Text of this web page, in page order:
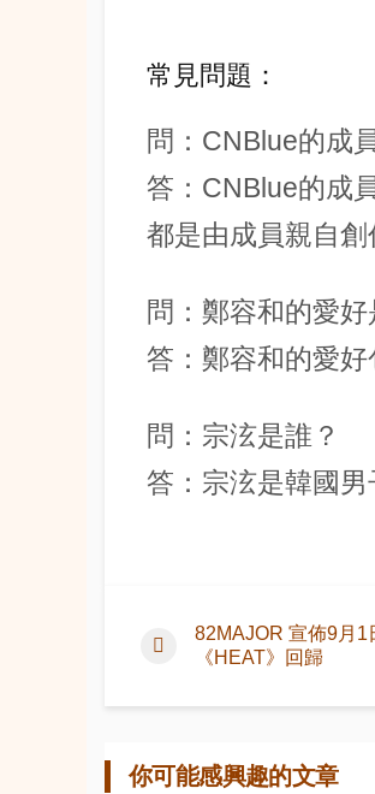
常見問題：
問：CNBlue的成
答：CNBlue的成
都是由成員親自創
問：鄭容和的愛好
答：鄭容和的愛好
問：宗泫是誰？
答：宗泫是韓國男
82MAJOR 宣佈9月1
《HEAT》回歸
你可能感興趣的文章